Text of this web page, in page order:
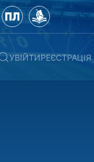
УВІЙТИРЕЄСТРАЦІЯ